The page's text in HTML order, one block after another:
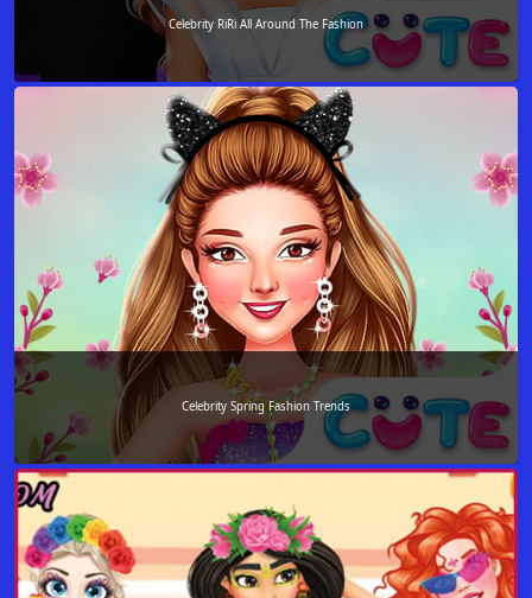
Celebrity RiRi All Around The Fashion
Celebrity Spring Fashion Trends